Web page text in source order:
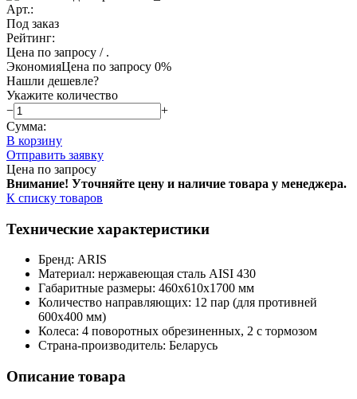
Арт.:
Под заказ
Рейтинг:
Цена по запросу / .
ЭкономияЦена по запросу 0%
Нашли дешевле?
Укажите количество
−
+
Сумма:
В корзину
Отправить заявку
Цена по запросу
Внимание! Уточняйте цену и наличие товара у менеджера.
К списку товаров
Технические характеристики
Бренд: ARIS
Материал: нержавеющая сталь AISI 430
Габаритные размеры: 460х610х1700 мм
Количество направляющих: 12 пар (для противней
600х400 мм)
Колеса: 4 поворотных обрезиненных, 2 с тормозом
Страна-производитель: Беларусь
Описание товара